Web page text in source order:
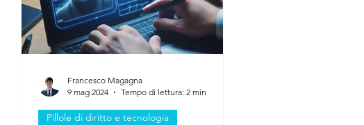
Pillole di diritto e tecnologia
Francesco Magagna
9 mag 2024
Tempo di lettura: 2 min